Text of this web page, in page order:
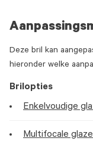
Deze bril kan
hieronder welke
Brilopties
Enkelvoudige
Multifocale